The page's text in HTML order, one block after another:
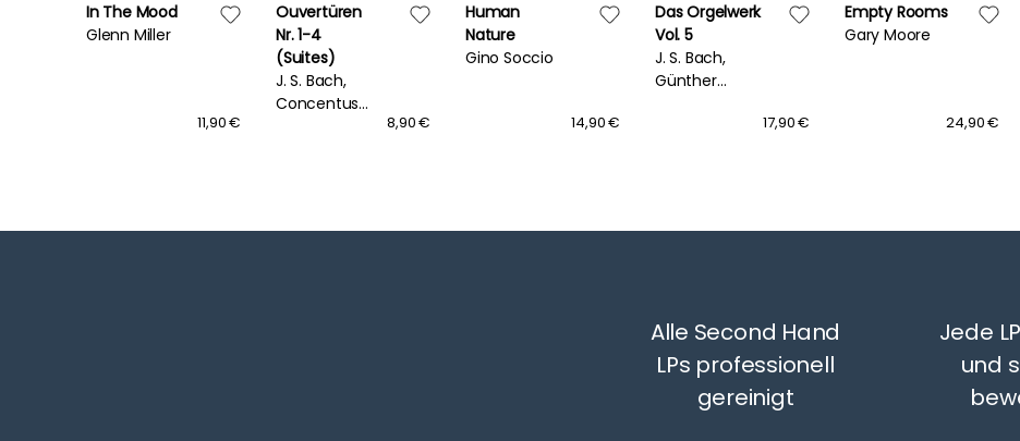
In The Mood
Glenn Miller
11,90 €
Ouvertüren
Nr. 1-4
(Suites)
J. S. Bach,
Concentus
8,90 €
Human
Nature
Gino Soccio
14,90 €
Das Orgelwerk
Vol. 5
J. S. Bach,
Günther
17,90 €
Empty Rooms
Gary Moore
24,90 €
Alle Second Hand
LPs professionell
gereinigt
Jede
und